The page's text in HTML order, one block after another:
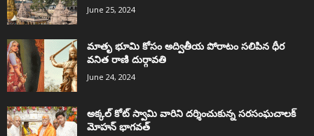
June 25, 2024
మాతృ భూమి కోసం అద్వితీయ పోరాటం సలిపిన ధీర
వనిత రాణి దుర్గావతి
June 24, 2024
అక్కల్‌ కోట్‌ స్వామి వారిని దర్శించుకున్న సరసంఘచాలక్
మోహన్ భాగవత్